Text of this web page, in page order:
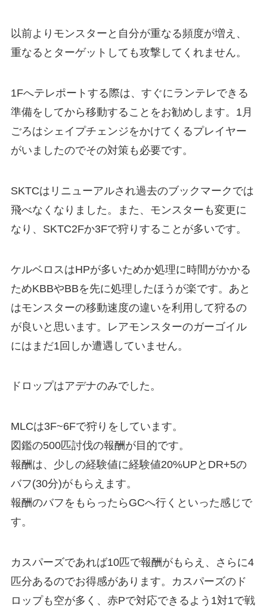
以前よりモンスターと自分が重なる頻度が増え、
重なるとターゲットしても攻撃してくれません。
1Fへテレポートする際は、すぐにランテレできる
準備をしてから移動することをお勧めします。1月
ごろはシェイプチェンジをかけてくるプレイヤー
がいましたのでその対策も必要です。
SKTCはリニューアルされ過去のブックマークでは
飛べなくなりました。また、モンスターも変更に
なり、SKTC2Fか3Fで狩りすることが多いです。
ケルベロスはHPが多いためか処理に時間がかかる
ためKBBやBBを先に処理したほうが楽です。あと
はモンスターの移動速度の違いを利用して狩るの
が良いと思います。レアモンスターのガーゴイル
にはまだ1回しか遭遇していません。
ドロップはアデナのみでした。
MLCは3F~6Fで狩りをしています。
図鑑の500匹討伐の報酬が目的です。
報酬は、少しの経験値に経験値20%UPとDR+5の
バフ(30分)がもらえます。
報酬のバフをもらったらGCへ行くといった感じで
す。
カスパーズであれば10匹で報酬がもらえ、さらに4
匹分あるのでお得感があります。
カスパーズのド
ロップも空が多く、赤Pで対応できるよう1対1で戦